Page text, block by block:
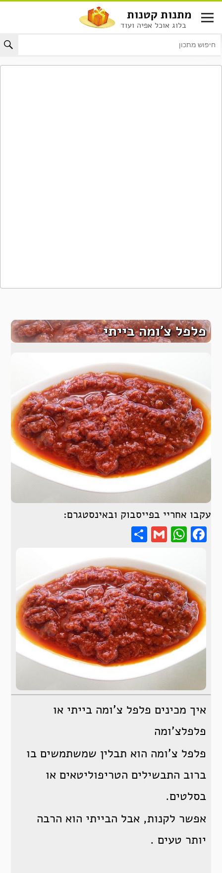
לתוכן
מתנות קטנות
בלוג אוכל אפיה ועוד
פלפל צ’ומה בייתי
עקבו אחריי בפייסבוק ובאינסטגרם:
Facebook
WhatsApp
Gmail
איך מכינים פלפל צ’ומה בייתי או
פלפלצ’ומה
פלפל צ’ומה הוא תבלין שמשתמשים בו
ברוב התבשילים הטריפוליטאים או
בסלטים.
אפשר לקנות, אבל הבייתי הוא הרבה
יותר טעים .